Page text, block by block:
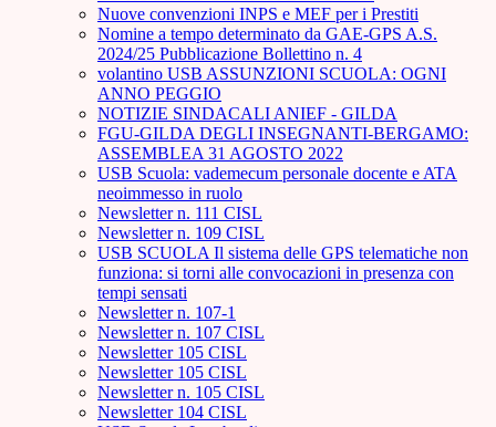
Nuove convenzioni INPS e MEF per i Prestiti
Nomine a tempo determinato da GAE-GPS A.S.
2024/25 Pubblicazione Bollettino n. 4
volantino USB ASSUNZIONI SCUOLA: OGNI
ANNO PEGGIO
NOTIZIE SINDACALI ANIEF - GILDA
FGU-GILDA DEGLI INSEGNANTI-BERGAMO:
ASSEMBLEA 31 AGOSTO 2022
USB Scuola: vademecum personale docente e ATA
neoimmesso in ruolo
Newsletter n. 111 CISL
Newsletter n. 109 CISL
USB SCUOLA Il sistema delle GPS telematiche non
funziona: si torni alle convocazioni in presenza con
tempi sensati
Newsletter n. 107-1
Newsletter n. 107 CISL
Newsletter 105 CISL
Newsletter 105 CISL
Newsletter n. 105 CISL
Newsletter 104 CISL